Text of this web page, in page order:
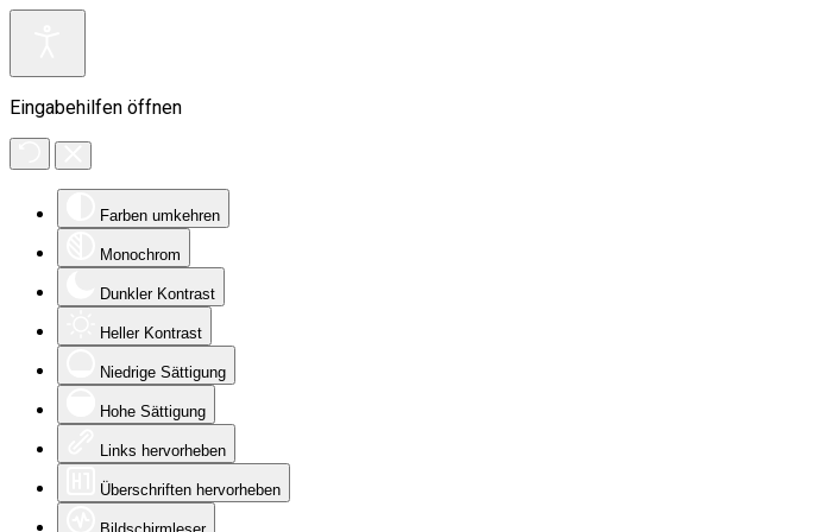
Eingabehilfen öffnen
Farben umkehren
Monochrom
Dunkler Kontrast
Heller Kontrast
Niedrige Sättigung
Hohe Sättigung
Links hervorheben
Überschriften hervorheben